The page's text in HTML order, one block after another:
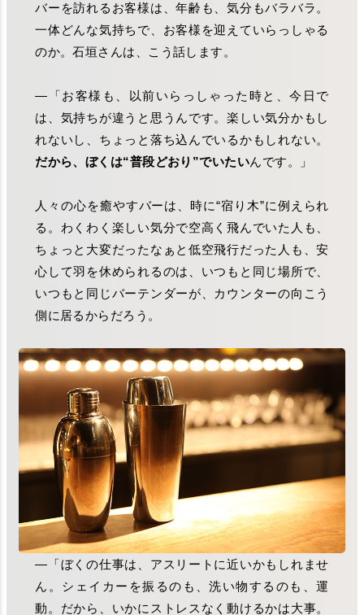
バーを訪れるお客様は、年齢も、気分もバラバラ。
一体どんな気持ちで、お客様を迎えていらっしゃる
のか。石垣さんは、こう話します。
―「お客様も、以前いらっしゃった時と、今日で
は、気持ちが違うと思うんです。楽しい気分かもし
れないし、ちょっと落ち込んでいるかもしれない。
だから、ぼくは“普段どおり”でいたいんです。」
人々の心を癒やすバーは、時に“宿り木”に例えられ
る。わくわく楽しい気分で空高く飛んでいた人も、
ちょっと大変だったなぁと低空飛行だった人も、安
心して羽を休められるのは、いつもと同じ場所で、
いつもと同じバーテンダーが、カウンターの向こう
側に居るからだろう。
―「ぼくの仕事は、アスリートに近いかもしれませ
ん。シェイカーを振るのも、洗い物するのも、運
動。だから、いかにストレスなく動けるかは大事。